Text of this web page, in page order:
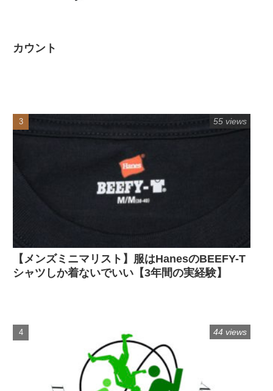
カウント
【メンズミニマリスト】服はHanesのBEEFY-T
シャツしか着ないでいい【3年間の実経験】
55 views
44 views